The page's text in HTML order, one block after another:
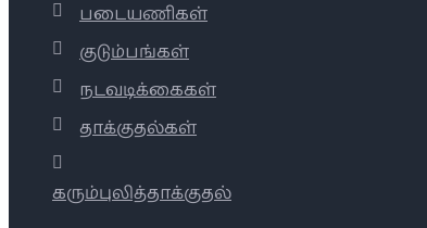
படையணிகள்
குடும்பங்கள்
நடவடிக்கைகள்
தாக்குதல்கள்
கரும்புலித்தாக்குதல்